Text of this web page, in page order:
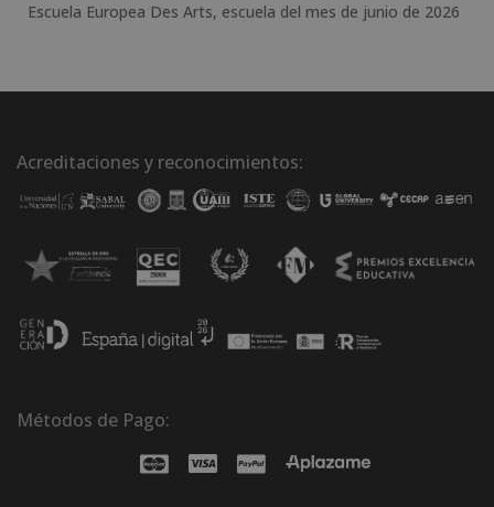
Escuela Europea Des Arts, escuela del mes de junio de 2026
Acreditaciones y reconocimientos:
Métodos de Pago: